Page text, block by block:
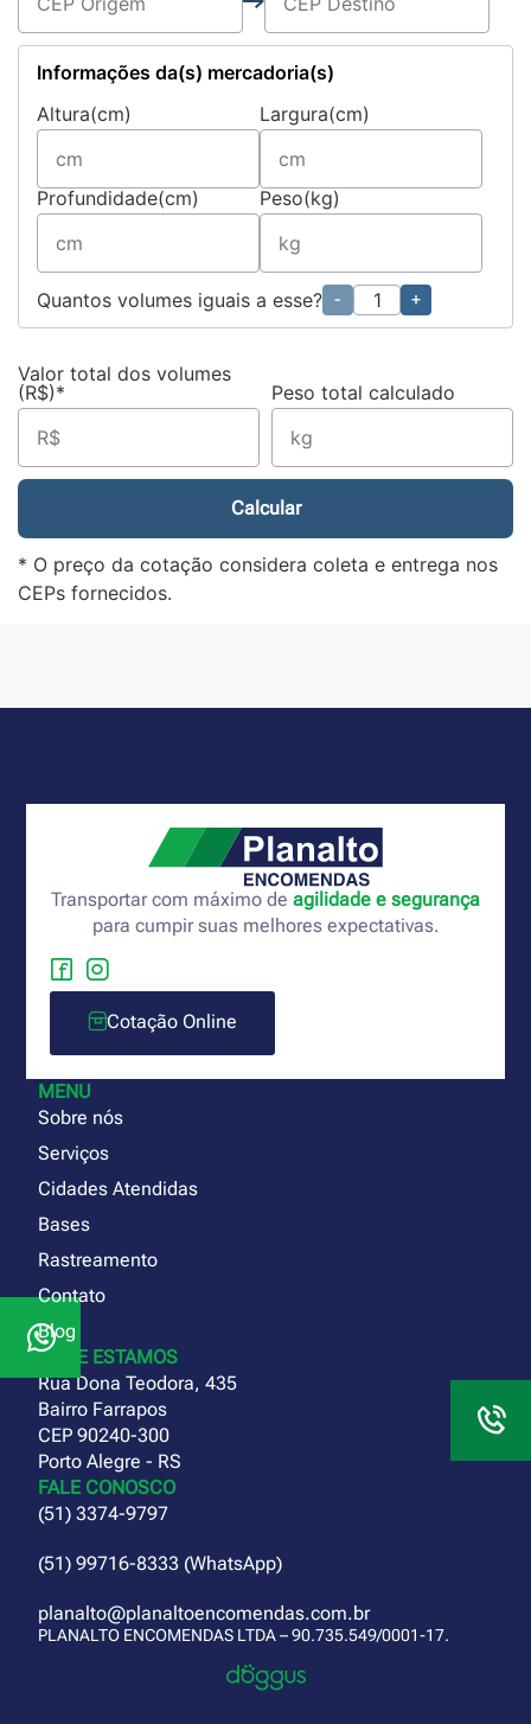
Informações da(s) mercadoria(s)
Altura(cm)
Largura(cm)
Profundidade(cm) Peso(kg)
Quantos volumes iguais a esse? - +
Valor total dos volumes
(R$)*
Peso total calculado
Calcular
* O preço da cotação considera coleta e entrega nos
CEPs fornecidos.
Transportar com máximo de agilidade e segurança
para cumpir suas melhores expectativas.
Cotação Online
MENU
Sobre nós
Serviços
Cidades Atendidas
Bases
Rastreamento
Contato
Blog
ONDE ESTAMOS
Rua Dona Teodora, 435
Bairro Farrapos
CEP 90240-300
Porto Alegre - RS
FALE CONOSCO
(51) 3374-9797
(51) 99716-8333 (WhatsApp)
planalto@planaltoencomendas.com.br
PLANALTO ENCOMENDAS LTDA – 90.735.549/0001-17.